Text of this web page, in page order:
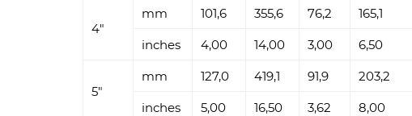
4"
mm 101,6 355,6 76,2
165,1
inches
4,00 14,00 3,00 6,50
5"
mm 127,0 419,1 91,9
203,2
inches
5,00 16,50 3,62 8,00